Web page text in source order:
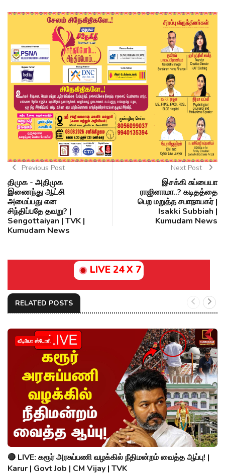
Previous Post
திமுக - அதிமுக
இணைந்து ஆட்சி
அமைப்பது என
சிந்திப்பதே தவறு? |
Sengottaiyan | TVK |
Kumudam News
Next Post
இசக்கி சுப்பையா
ராஜினாமா..? கடிதத்தை
பெற மறுத்த சபாநாயகர் |
Isakki Subbiah |
Kumudam News
LIVE 24 X 7
RELATED POSTS
வீடியோ ஸ்டோரி
🔴 LIVE: கரூர் அரசுப்பணி வழக்கில் நீதிமன்றம் வைத்த ஆப்பு! |
Karur | Govt Job | CM Vijay | TVK